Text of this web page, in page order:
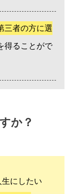
三者の方に選
得ることがで
か？
にしたい